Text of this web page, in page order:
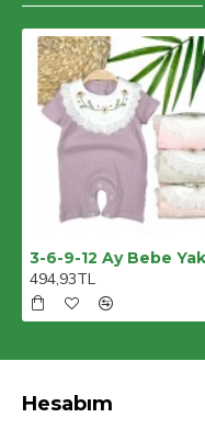
494,93TL
Hesabım